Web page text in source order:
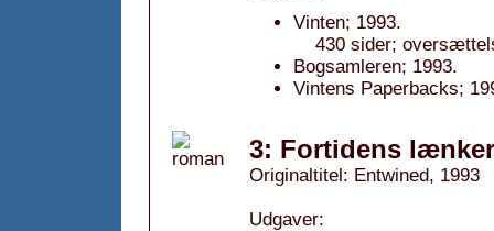
Vinten; 1993.
430 sider;
Bogsamleren; 1993.
Vintens Paperbacks;
3: Fortidens
Originaltitel: Entwined, 1993
Udgaver: